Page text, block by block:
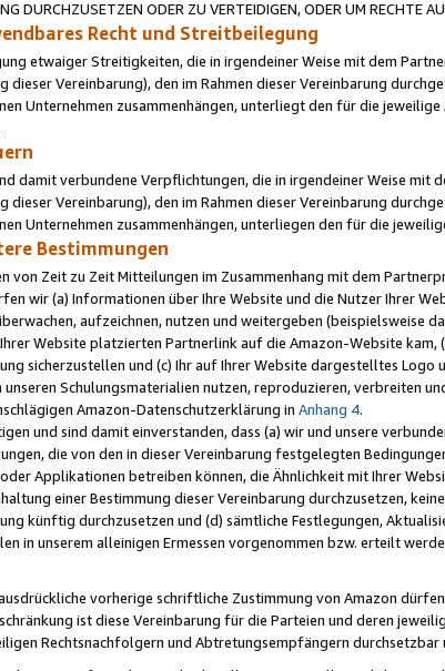
DURCHZUSETZEN ODER ZU VERTEIDIGEN, ODER UM RECHTE
Recht und Streitbeilegung
etwaiger Streitigkeiten, die in irgendeiner Weise mit dem
dieser Vereinbarung), den im Rahmen dieser Vereinbarung
Unternehmen zusammenhängen, unterliegt den für die
damit verbundene Verpflichtungen, die in irgendeiner Weise
dieser Vereinbarung), den im Rahmen dieser Vereinbarung
Unternehmen zusammenhängen, unterliegen den für die
Bestimmungen
von Zeit zu Zeit Mitteilungen im Zusammenhang mit dem
wir (a) Informationen über Ihre Website und die Nutzer Ihrer
aufzeichnen, nutzen und weitergeben (beispielsweise
Website platzierten Partnerlink auf die Amazon-Website
sicherzustellen und (c) Ihr auf Ihrer Website dargestelltes
unseren Schulungsmaterialien nutzen, reproduzieren, verbreiten
Amazon-Datenschutzerklärung in Anhang 4.
und sind damit einverstanden, dass (a) wir und unsere
die von den in dieser Vereinbarung festgelegten
Applikationen betreiben können, die Ähnlichkeit mit Ihrer
einer Bestimmung dieser Vereinbarung durchzusetzen,
künftig durchzusetzen und (d) sämtliche Festlegungen,
in unserem alleinigen Ermessen vorgenommen bzw. erteilt
vorherige schriftliche Zustimmung von Amazon
ist diese Vereinbarung für die Parteien und deren
Rechtsnachfolgern und Abtretungsempfängern durchsetzbar